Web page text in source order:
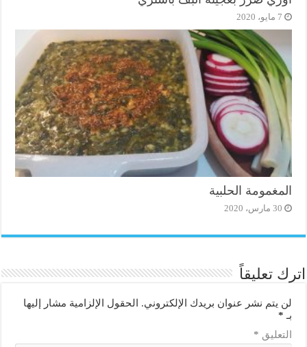
7 مايو، 2020
المغمومة الحلبية
30 مارس، 2020
اترك تعليقاً
لن يتم نشر عنوان بريدك الإلكتروني.
الحقول الإلزامية مشار إليها
بـ *
التعليق *